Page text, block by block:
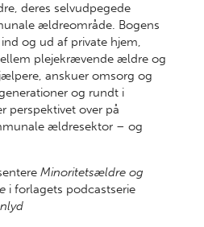
deres selvudpegede
ældreområde. Bogens
og ud af private hjem,
plejekrævende ældre og
anskuer omsorg og
og rundt i
perspektivet over på
ældresektor – og
Minoritetsældre og
i forlagets podcastserie